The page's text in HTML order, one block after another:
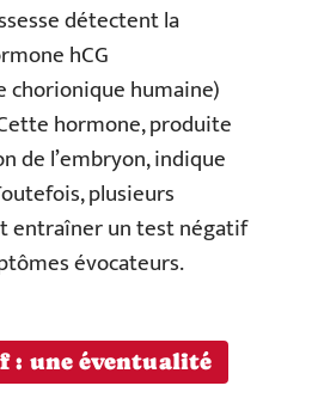
détectent la
hCG
chorionique humaine)
hormone, produite
de l’embryon, indique
plusieurs
entraîner un test négatif
évocateurs.
: une éventualité